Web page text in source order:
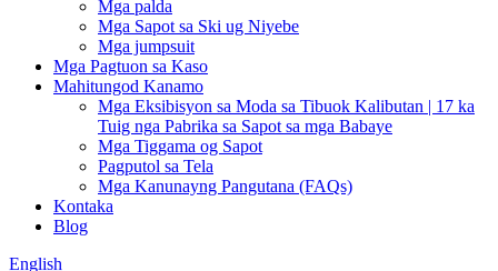
Mga palda
Mga Sapot sa Ski ug Niyebe
Mga jumpsuit
Mga Pagtuon sa Kaso
Mahitungod Kanamo
Mga Eksibisyon sa Moda sa Tibuok Kalibutan | 17 ka
Tuig nga Pabrika sa Sapot sa mga Babaye
Mga Tiggama og Sapot
Pagputol sa Tela
Mga Kanunayng Pangutana (FAQs)
Kontaka
Blog
English